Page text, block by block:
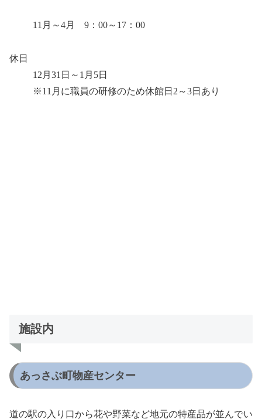
11月～4月 9：00～17：00
休日
12月31日～1月5日
※11月に職員の研修のため休館日2～3日あり
施設内
あっさぶ町物産センター
道の駅の入り口から花や野菜など地元の特産品が並んでい